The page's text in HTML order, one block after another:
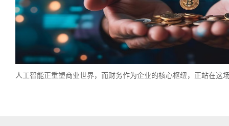
人工智能正重塑商业世界，而财务作为企业的核心枢纽，正站在这